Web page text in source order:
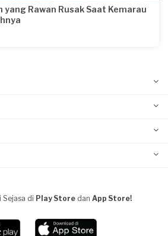
yang Rawan Rusak Saat Kemarau
Sejasa di Play Store dan App Store!